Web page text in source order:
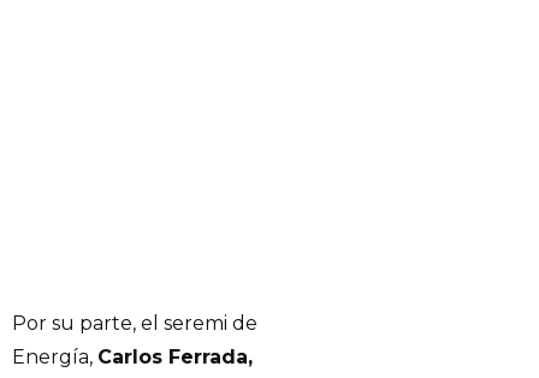
Por su parte, el seremi de
Energía, Carlos Ferrada,